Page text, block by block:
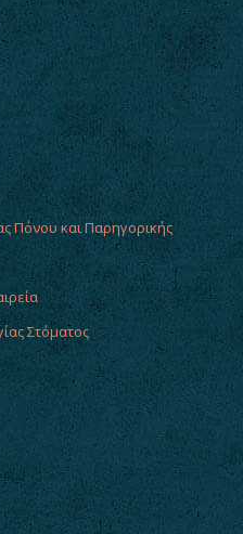
Πόνου και Παρηγορικής
Στόματος